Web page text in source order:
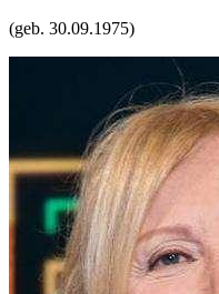
(geb. 30.09.1975)